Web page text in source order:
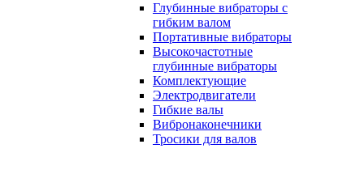
Глубинные вибраторы с
гибким валом
Портативные вибраторы
Высокочастотные
глубинные вибраторы
Комплектующие
Электродвигатели
Гибкие валы
Вибронаконечники
Тросики для валов